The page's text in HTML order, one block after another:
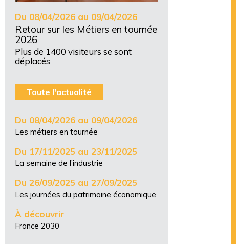
Du 08/04/2026 au 09/04/2026
Retour sur les Métiers en tournée
2026
Plus de 1400 visiteurs se sont
déplacés
Toute l'actualité
Du 08/04/2026 au 09/04/2026
Les métiers en tournée
Du 17/11/2025 au 23/11/2025
La semaine de l’industrie
Du 26/09/2025 au 27/09/2025
Les journées du patrimoine économique
À découvrir
France 2030